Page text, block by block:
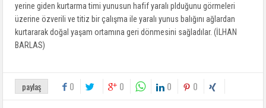
yerine giden kurtarma timi yunusun hafif yaralı plduğunu görmeleri
üzerine özverili ve titiz bir çalışma ile yaralı yunus balığını ağlardan
kurtararak doğal yaşam ortamına geri dönmesini sağladılar. (İLHAN
BARLAS)
paylaş 0 0 0 0